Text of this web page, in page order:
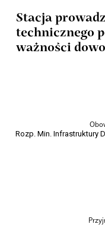
Stacja
technicznego
ważności
Rozp. Min. Infrastruktury